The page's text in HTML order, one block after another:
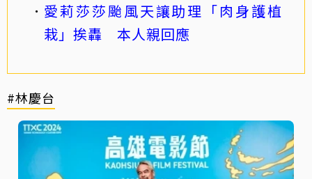
愛莉莎莎颱風天讓助理「肉身護植
栽」挨轟 本人親回應
#林慶台